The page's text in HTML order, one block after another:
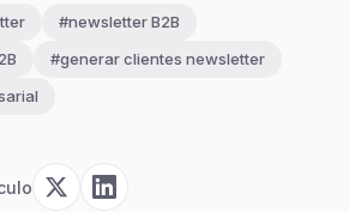
#newsletter B2B
#generar clientes newsletter